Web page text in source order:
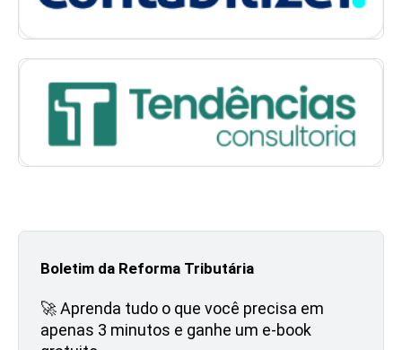
Boletim da Reforma Tributária
🚀 Aprenda tudo o que você precisa em
apenas 3 minutos e ganhe um e-book